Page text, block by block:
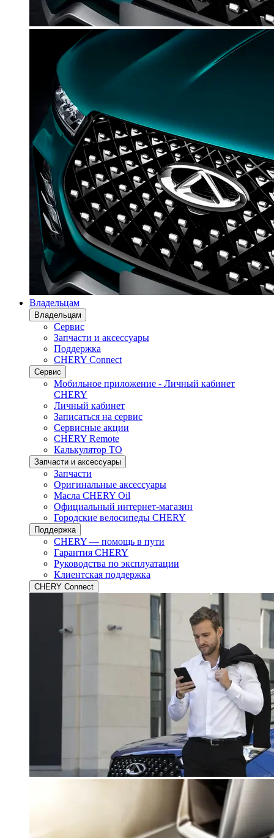
Владельцам
Владельцам
Сервис
Запчасти и аксессуары
Поддержка
CHERY Connect
Сервис
Мобильное приложение - Личный кабинет
CHERY
Личный кабинет
Записаться на сервис
Сервисные акции
CHERY Remote
Калькулятор ТО
Запчасти и аксессуары
Запчасти
Оригинальные аксессуары
Масла CHERY Oil
Официальный интернет-магазин
Городские велосипеды CHERY
Поддержка
CHERY — помощь в пути
Гарантия CHERY
Руководства по эксплуатации
Клиентская поддержка
CHERY Connect